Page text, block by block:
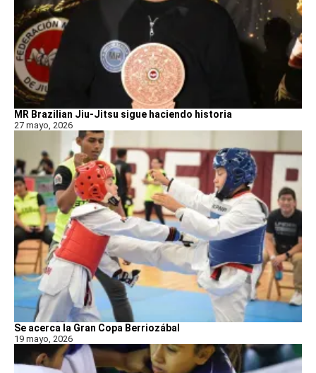
MR Brazilian Jiu-Jitsu sigue haciendo historia
27 mayo, 2026
Se acerca la Gran Copa Berriozábal
19 mayo, 2026